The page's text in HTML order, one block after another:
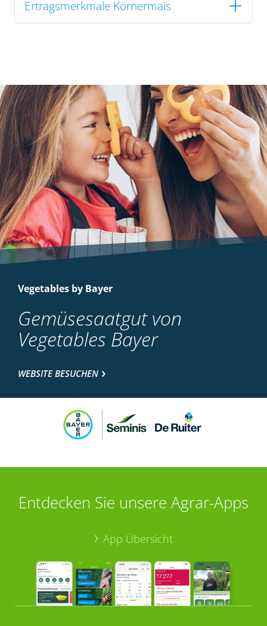
Ertragsmerkmale Körnermais
Vegetables by Bayer
Gemüsesaatgut von
Vegetables Bayer
WEBSITE BESUCHEN
Entdecken Sie unsere Agrar-Apps
App Übersicht